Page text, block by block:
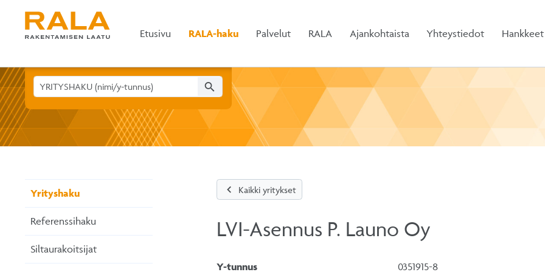
Etusivu RALA-haku Palvelut RALA Ajankohtaista Yhteystiedot Hankkeet
search
Yrityshaku
Referenssihaku
Siltaurakoitsijat
chevron_left Kaikki yritykset
LVI-Asennus P. Launo Oy
Y-tunnus 0351915-8